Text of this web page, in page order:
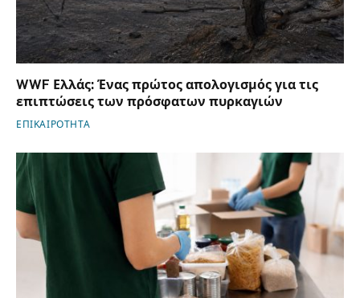
WWF Ελλάς: Ένας πρώτος απολογισμός για τις
επιπτώσεις των πρόσφατων πυρκαγιών
ΕΠΙΚΑΙΡΟΤΗΤΑ